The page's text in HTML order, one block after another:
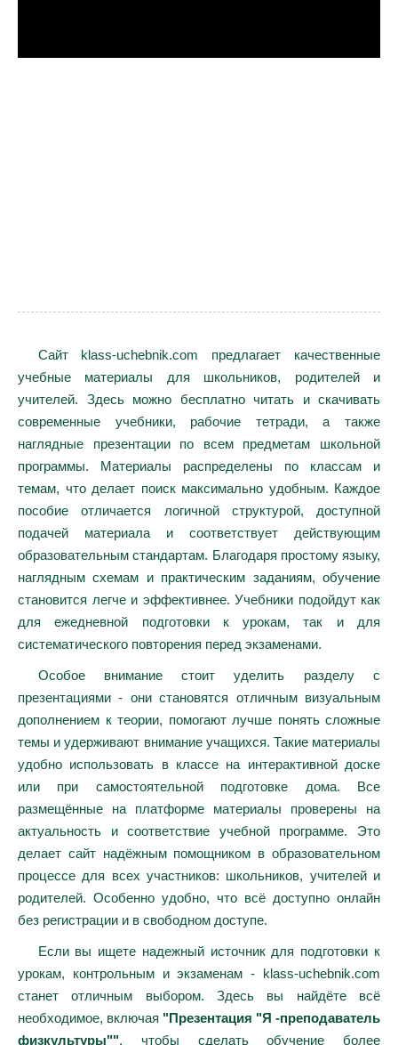
Сайт klass-uchebnik.com предлагает качественные
учебные материалы для школьников, родителей и
учителей. Здесь можно бесплатно читать и скачивать
современные учебники, рабочие тетради, а также
наглядные презентации по всем предметам школьной
программы. Материалы распределены по классам и
темам, что делает поиск максимально удобным. Каждое
пособие отличается логичной структурой, доступной
подачей материала и соответствует действующим
образовательным стандартам. Благодаря простому языку,
наглядным схемам и практическим заданиям, обучение
становится легче и эффективнее. Учебники подойдут как
для ежедневной подготовки к урокам, так и для
систематического повторения перед экзаменами.
Особое внимание стоит уделить разделу с
презентациями - они становятся отличным визуальным
дополнением к теории, помогают лучше понять сложные
темы и удерживают внимание учащихся. Такие материалы
удобно использовать в классе на интерактивной доске
или при самостоятельной подготовке дома. Все
размещённые на платформе материалы проверены на
актуальность и соответствие учебной программе. Это
делает сайт надёжным помощником в образовательном
процессе для всех участников: школьников, учителей и
родителей. Особенно удобно, что всё доступно онлайн
без регистрации и в свободном доступе.
Если вы ищете надежный источник для подготовки к
урокам, контрольным и экзаменам - klass-uchebnik.com
станет отличным выбором. Здесь вы найдёте всё
необходимое, включая "Презентация "Я -преподаватель
физкультуры"", чтобы сделать обучение более